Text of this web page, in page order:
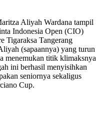
Aliyah Wardana tampil
Indonesia Open (CIO)
Tigaraksa Tangerang
(sapaannya) yang turun
menemukan titik klimaksnya
ini berhasil menyisihkan
seniornya sekaligus
Cup.